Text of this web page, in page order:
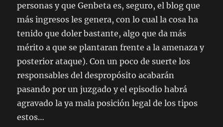
personas y que Genbeta es, seguro, el blog que
más ingresos les genera, con lo cual la cosa ha
tenido que doler bastante, algo que da más
mérito a que se plantaran frente a la amenaza y
posterior ataque). Con un poco de suerte los
responsables del despropósito acabarán
pasando por un juzgado y el episodio habrá
agravado la ya mala posición legal de los tipos
estos…